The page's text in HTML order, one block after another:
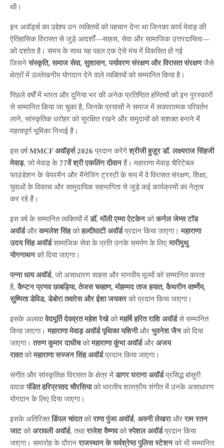
थी।
इन अवॉर्ड्स का उद्देश्य उन व्यक्तियों को पहचान देना था जिनका कार्य मेवाड़ की
ऐतिहासिक विरासत से जुड़े आदर्शों—साहस, सेवा और सामाजिक उत्तरदायित्व—
को दर्शाता है। समय के साथ यह पहल एक ऐसे मंच में विकसित हो गई
जिसने संस्कृति, समाज सेवा, सुशासन, पर्यावरण संरक्षण और विरासत संरक्षणजैसे
क्षेत्रों में उल्लेखनीय योगदान देने वाले व्यक्तियों को सम्मानित किया है।
पिछले वर्षों में भारत और दुनिया भर की अनेक प्रतिष्ठित हस्तियों को इन पुरस्कारों
से सम्मानित किया जा चुका है, जिनके प्रयासों ने समाज में सकारात्मक परिवर्तन
लाने, सांस्कृतिक धरोहर को सुरक्षित रखने और समुदायों को सशक्त बनाने में
महत्वपूर्ण भूमिका निभाई है।
इस वर्षMMCF अवॉर्ड्स 2026 प्रदान करेंगे श्रीजी हुज़ूर डॉ. लक्ष्यराज सिंहजी
मेवाड़, जो मेवाड़ के 77वें श्री एकलिंग दीवानहैं। महाराणा मेवाड़ चैरिटेबल
फाउंडेशन के चेयरमैन और मैनेजिंग ट्रस्टी के रूप में वे विरासत संरक्षण, शिक्षा,
युवाओं के विकास और सामुदायिक सहभागिता से जुड़े कई कार्यक्रमों का नेतृत्व
कर रहे हैं।
इस वर्ष के सम्मानित व्यक्तियों में डॉ. मॉली एम्मा ऐटकेनकोकर्नल जेम्स टॉड
अवॉर्डऔर कमलेश सिंहकोहल्दीघाटी अवॉर्डप्रदान किया जाएगा। महाराणा
उदय सिंह अवॉर्डसामाजिक सेवा के प्रति उनके समर्पण के लिए मारीमुथु
योगनाथनको दिया जाएगा।
पन्ना धाय अवॉर्ड, जो असाधारण साहस और मानवीय मूल्यों को सम्मानित करता
है, कैप्टन प्रणव छाबड़िया, तेजस चव्हाण, मोहम्मद ताज हयात, कैथरीन वार्ष्णेय,
सुष्मिता डेविड, डेबोरा तवारेस और ईशा जयकरको प्रदान किया जाएगा।
इसके अलावावेदमूर्ति देवव्रत महेश रेखेकोमहर्षि हरित राशि अवॉर्डसे सम्मानित
किया जाएगा। महाराणा मेवाड़ अवॉर्ड पृथिका यशिनीऔर भुवनेश जैनको दिया
जाएगा। तरुण कुमार दाधीचकोमहाराणा कुंभा अवॉर्डऔर अजय
रावतकोमहाराणा सज्जन सिंह अवॉर्डप्रदान किया जाएगा।
संगीत और सांस्कृतिक विरासत के क्षेत्र में डागर घराना अवॉर्डप्रसिद्ध बांसुरी
वादकपंडित हरिप्रसाद चौरसियाको भारतीय शास्त्रीय संगीत में उनके असाधारण
योगदान के लिए दिया जाएगा।
इसके अतिरिक्तडिंपल चांदतकोराणा पुंजा अवॉर्ड, अवनी लेखराऔर राम रतन
जाटकोअरावली अवॉर्ड, तथाराजेश वैष्णवकोस्पेशल अवॉर्डप्रदान किया
जाएगा। समारोह के दौरान राजस्थान के सर्वश्रेष्ठ पुलिस स्टेशनको भी सम्मानित